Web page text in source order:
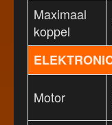
Maximaal
koppel
Motor